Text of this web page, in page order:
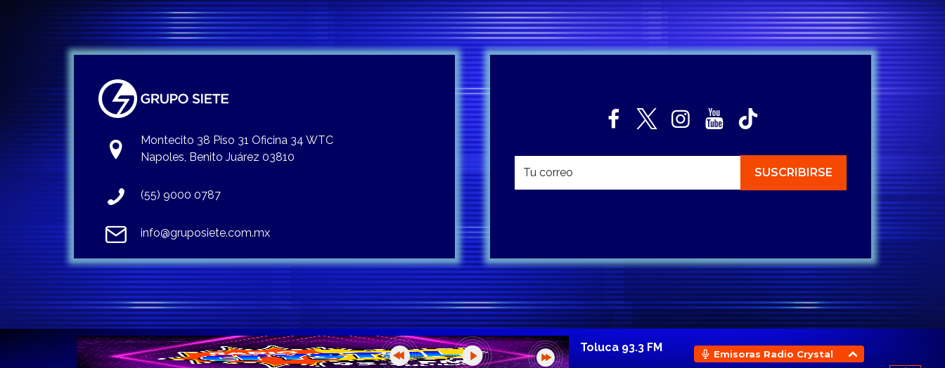
Montecito 38 Piso 31 Oficina 34 WTC
Napoles, Benito Juárez 03810
(55) 9000 0787
info@gruposiete.com.mx
Emisoras Radio Crystal
Toluca 93.3 FM